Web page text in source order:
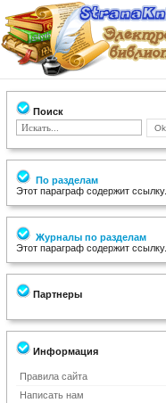
Поиск
По разделам
Этот параграф содержит ссылку.
Журналы по разделам
Этот параграф содержит ссылку.
Партнеры
Информация
Правила сайта
Написать нам